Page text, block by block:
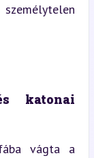
katonai
vágta a